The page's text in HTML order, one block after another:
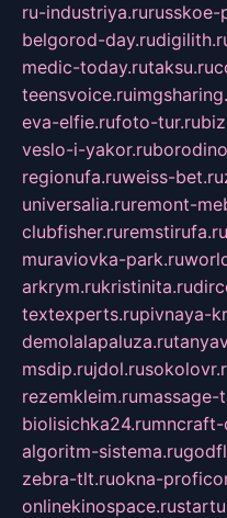
ru-industriya.rurusskoe-
belgorod-day.ru
medic-today.rutaksu.ru
teensvoice.ru
eva-elfie.rufoto-tur.ru
veslo-i-yakor.ru
regionufa.ruweiss-bet.ru
universalia.ruremont-
clubfisher.ruremstirufa.ru
muraviovka-park.ru
arkrym.rukristinita.ru
textexperts.rupivnaya-
demolalapaluza.ru
msdip.rujdol.ru
rezemkleim.rumassage-
biolisichka24.ru
algoritm-sistema.ru
zebra-tlt.ruokna-
onlinekinospace.ru